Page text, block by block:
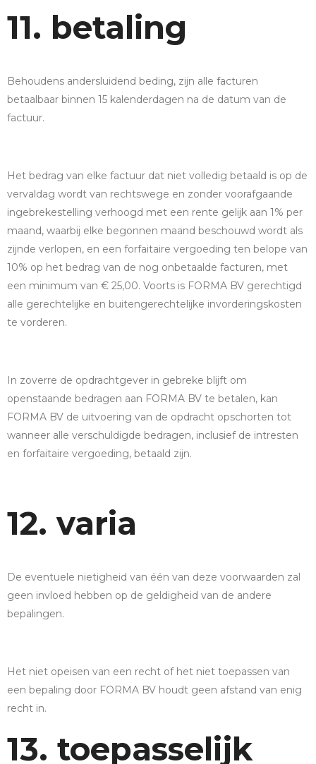
11. betaling
Behoudens andersluidend beding, zijn alle facturen
betaalbaar binnen 15 kalenderdagen na de datum van de
factuur.
Het bedrag van elke factuur dat niet volledig betaald is op de
vervaldag wordt van rechtswege en zonder voorafgaande
ingebrekestelling verhoogd met een rente gelijk aan 1% per
maand, waarbij elke begonnen maand beschouwd wordt als
zijnde verlopen, en een forfaitaire vergoeding ten belope van
10% op het bedrag van de nog onbetaalde facturen, met
een minimum van € 25,00. Voorts is FORMA BV gerechtigd
alle gerechtelijke en buitengerechtelijke invorderingskosten
te vorderen.
In zoverre de opdrachtgever in gebreke blijft om
openstaande bedragen aan FORMA BV te betalen, kan
FORMA BV de uitvoering van de opdracht opschorten tot
wanneer alle verschuldigde bedragen, inclusief de intresten
en forfaitaire vergoeding, betaald zijn.
12. varia
De eventuele nietigheid van één van deze voorwaarden zal
geen invloed hebben op de geldigheid van de andere
bepalingen.
Het niet opeisen van een recht of het niet toepassen van
een bepaling door FORMA BV houdt geen afstand van enig
recht in.
13. toepasselijk